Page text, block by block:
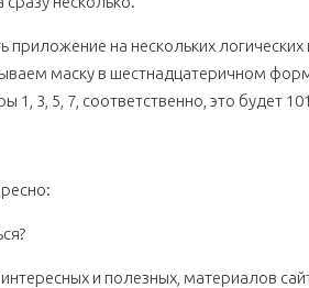
приложение на нескольких
маску в шестнадцатеричном
1, 3, 5, 7, соответственно, это будет
и полезных, материалов